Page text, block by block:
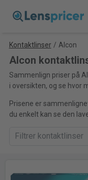
Kontaktlinser / Alcon
Alcon
Sammenlign priser på
i oversikten, og se hvor
Prisene er
du enkelt kan se den